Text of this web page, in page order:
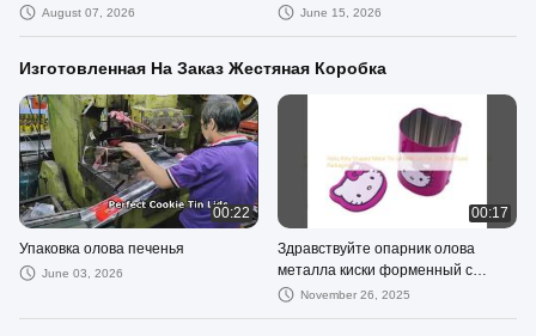
с подарочной коробкой шоколада
August 07, 2026
верхнюю коробку олова конфеты
June 15, 2026
Изготовленная На Заказ Жестяная Коробка
00:22
Упаковка олова печенья
June 03, 2026
00:17
Здравствуйте опарник олова
металла киски форменный с
крышкой для подарка и упаковки
November 26, 2025